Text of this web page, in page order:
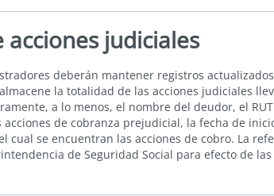
acciones judiciales
deberán mantener registros
la totalidad de las acciones judiciales
a lo menos, el nombre del deudor, el
de cobranza prejudicial, la fecha de
cual se encuentran las acciones de cobro. La
de Seguridad Social para efecto de